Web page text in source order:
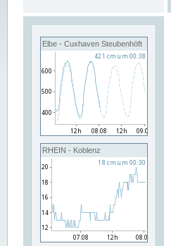
Elbe - Cuxhaven Steubenhöft
RHEIN - Koblenz